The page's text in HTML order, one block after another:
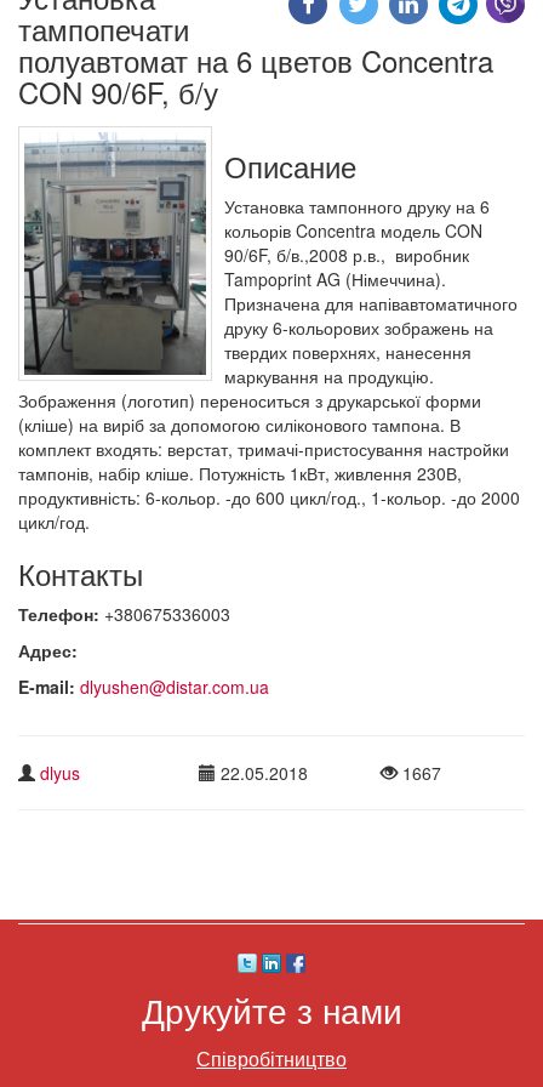
тампопечати
полуавтомат на 6 цветов Concentra
CON 90/6F, б/у
Описание
Установка тампонного друку на 6
кольорів Concentra модель CON
90/6F, б/в.,2008 р.в., виробник
Tampoprint AG (Німеччина).
Призначена для напівавтоматичного
друку 6-кольорових зображень на
твердих поверхнях, нанесення
маркування на продукцію.
Зображення (логотип) переноситься з друкарської форми
(кліше) на виріб за допомогою силіконового тампона. В
комплект входять: верстат, тримачі-пристосування настройки
тампонів, набір кліше. Потужність 1кВт, живлення 230В,
продуктивність: 6-кольор. -до 600 цикл/год., 1-кольор. -до 2000
цикл/год.
Контакты
Телефон: +380675336003
Адрес:
E-mail: dlyushen@distar.com.ua
dlyus 22.05.2018 1667
Друкуйте з нами
Співробітництво